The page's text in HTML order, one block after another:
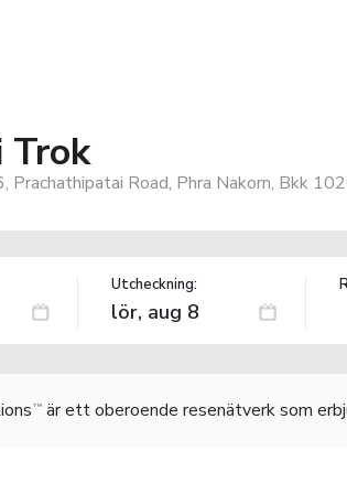
Trok
Prachathipatai Road, Phra Nakorn, Bkk
Utcheckning:
TM är ett oberoende resenätverk som